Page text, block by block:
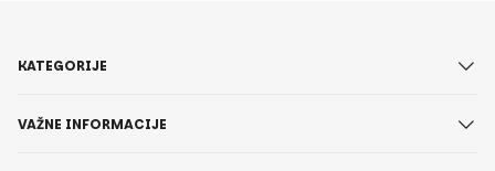
KATEGORIJE
VAŽNE INFORMACIJE